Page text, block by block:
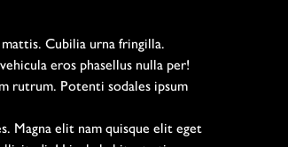
Cubilia urna fringilla.
eros phasellus nulla per!
rutrum. Potenti sodales ipsum
Magna elit nam quisque elit eget